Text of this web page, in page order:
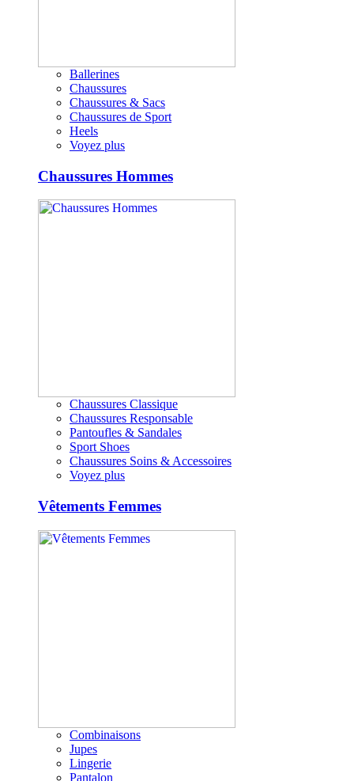
Ballerines
Chaussures
Chaussures & Sacs
Chaussures de Sport
Heels
Voyez plus
Chaussures Hommes
Chaussures Classique
Chaussures Responsable
Pantoufles & Sandales
Sport Shoes
Chaussures Soins & Accessoires
Voyez plus
Vêtements Femmes
Combinaisons
Jupes
Lingerie
Pantalon